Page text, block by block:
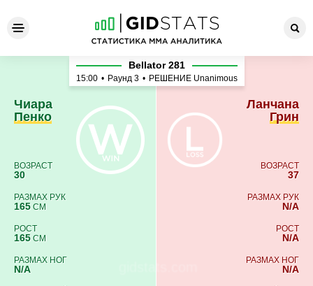
Чиара Пенко - Ланчана
Чиара
Пенко
ВОЗРАСТ
30
РАЗМАХ РУК
165 СМ
РОСТ
165 СМ
РАЗМАХ НОГ
N/A
Bellator 281
15:00 • Раунд 3 • РЕШЕНИЕ Unanimous
Ланчана
Грин
ВОЗРАСТ
37
РАЗМАХ РУК
N/A
РОСТ
N/A
РАЗМАХ НОГ
N/A